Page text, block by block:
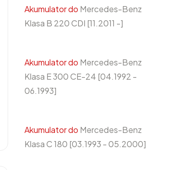
Akumulator do Mercedes-Benz
Klasa B 220 CDI [11.2011 -]
Akumulator do Mercedes-Benz
Klasa E 300 CE-24 [04.1992 -
06.1993]
Akumulator do Mercedes-Benz
Klasa C 180 [03.1993 - 05.2000]